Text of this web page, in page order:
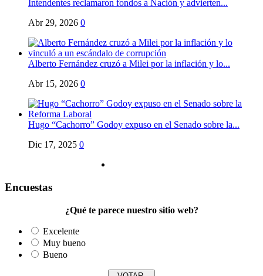
Intendentes reclamaron fondos a Nación y advierten...
Abr 29, 2026 0
Alberto Fernández cruzó a Milei por la inflación y lo...
Abr 15, 2026 0
Hugo “Cachorro” Godoy expuso en el Senado sobre la...
Dic 17, 2025 0
Encuestas
¿Qué te parece nuestro sitio web?
Excelente
Muy bueno
Bueno